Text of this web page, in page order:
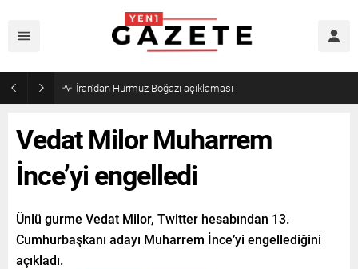
Öğrenci affı yürürlüğe girdi!
Vedat Milor Muharrem
İnce’yi engelledi
Ünlü gurme Vedat Milor, Twitter hesabından 13.
Cumhurbaşkanı adayı Muharrem İnce’yi engellediğini
açıkladı.